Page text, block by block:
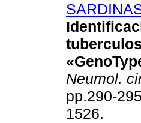
Neumol.
pp.290-
1526.